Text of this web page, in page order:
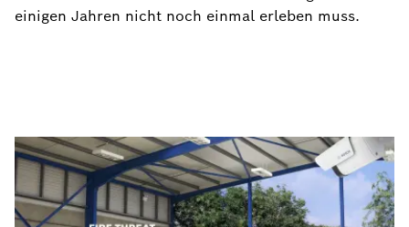
einigen Jahren nicht noch einmal erleben muss.